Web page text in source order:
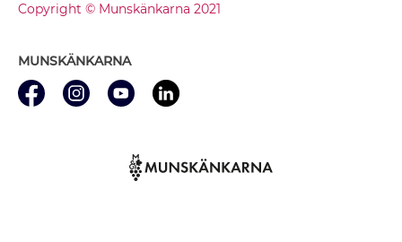
Copyright © Munskänkarna 2021
MUNSKÄNKARNA